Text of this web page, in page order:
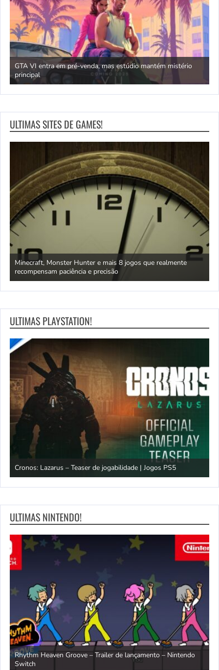
GTA VI entra em pré-venda, mas estúdio mantém mistério
principal
ULTIMAS SITES DE GAMES!
Minecraft, Monster Hunter e mais 8 jogos que realmente
recompensam paciência e precisão
ULTIMAS PLAYSTATION!
Cronos: Lazarus – Teaser de jogabilidade | Jogos PS5
ULTIMAS NINTENDO!
Rhythm Heaven Groove – Trailer de lançamento – Nintendo
Switch